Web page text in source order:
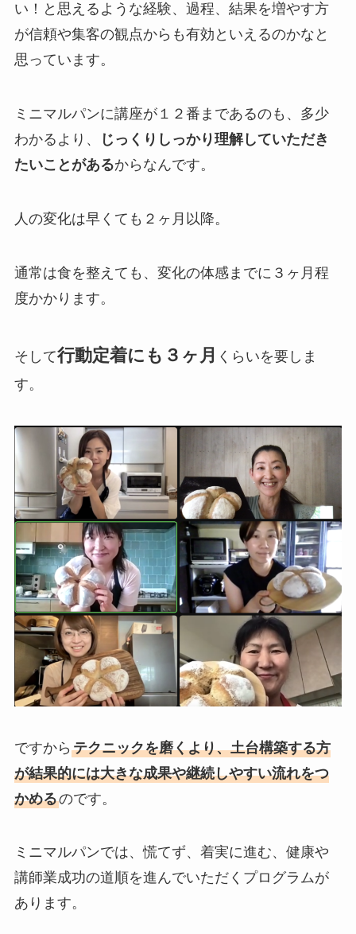
い！と思えるような経験、過程、結果を増やす方
が信頼や集客の観点からも有効といえるのかなと
思っています。
ミニマルパンに講座が１２番まであるのも、多少
わかるより、
じっくりしっかり理解していただき
たいことがあるからなんです。
人の変化は早くても２ヶ月以降。
通常は食を整えても、変化の体感までに３ヶ月程
度かかります。
そして行動定着にも３ヶ月 くらいを要しま
す。
ですから テクニックを磨くより、土台構築する方
が結果的には大きな成果や継続しやすい流れをつ
かめるのです。
ミニマルパンでは、慌てず、着実に進む、健康や
講師業成功の道順を進んでいただくプログラムが
あります。